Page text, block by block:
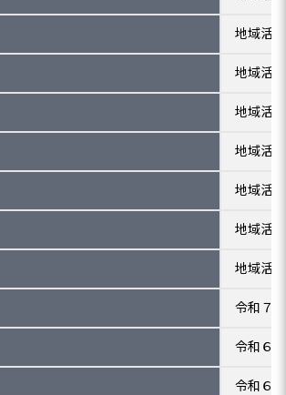
地域活
地域活
地域活
地域活
地域活
地域活
地域活
令和７
令和６
令和６